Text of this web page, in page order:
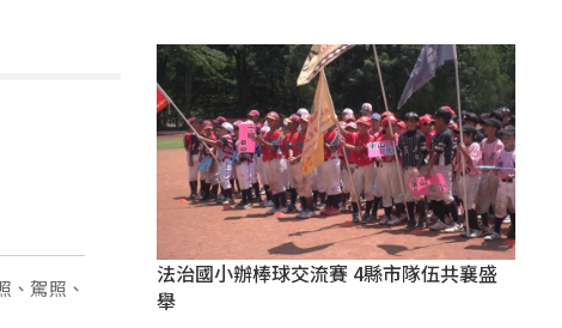
、駕照、
法治國小辦棒球交流賽 4縣市隊伍共襄盛
舉